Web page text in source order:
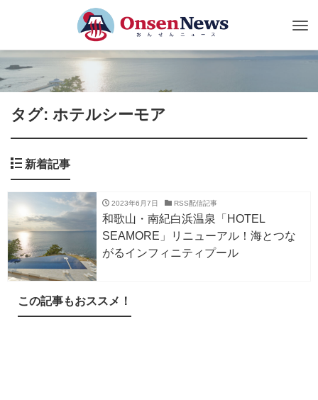
タグ: ホテルシーモア
新着記事
2023年6月7日 RSS配信記事
和歌山・南紀白浜温泉「HOTEL
SEAMORE」リニューアル！海とつな
がるインフィニティプール
この記事もおススメ！